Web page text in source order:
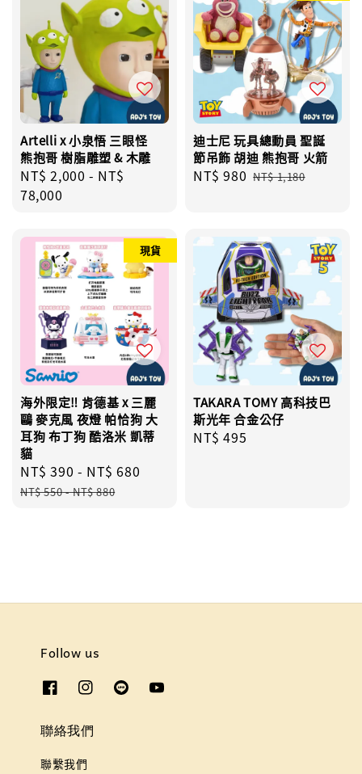
Artelli x 小泉悟 三眼怪
熊抱哥 樹脂雕塑 & 木雕
Regular
price
NT$ 2,000 - NT$
78,000
迪士尼 玩具總動員 聖誕
節吊飾 胡迪 熊抱哥 火箭
Sale
NT$ 980 Regular
NT$ 1,180
現貨
海外限定‼️ 肯德基 x 三麗
鷗 麥克風 夜燈 帕恰狗 大
耳狗 布丁狗 酷洛米 凱蒂
貓
Sale
price
NT$ 390 - NT$ 680
NT$ 550-NT$ 880
TAKARA TOMY 高科技巴
斯光年 合金公仔
Regular
NT$ 495
Follow us
聯絡我們
聯繫我們